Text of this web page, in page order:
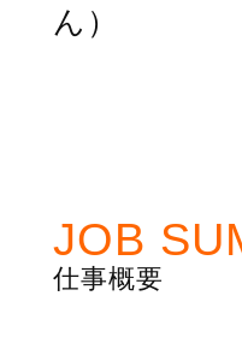
ん）
JOB
仕事概要